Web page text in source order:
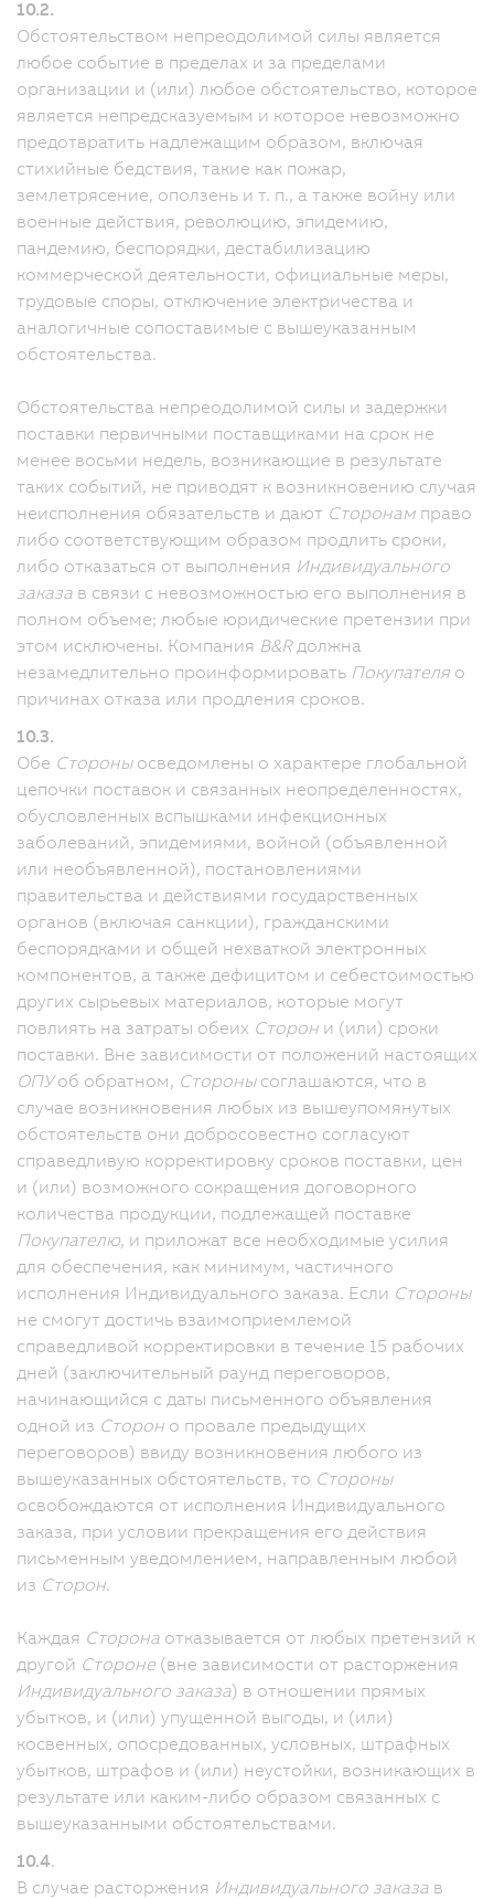
10.2.
Обстоятельством непреодолимой силы является
любое событие в пределах и за пределами
организации и (или) любое обстоятельство, которое
является непредсказуемым и которое невозможно
предотвратить надлежащим образом, включая
стихийные бедствия, такие как пожар,
землетрясение, оползень и т. п., а также войну или
военные действия, революцию, эпидемию,
пандемию, беспорядки, дестабилизацию
коммерческой деятельности, официальные меры,
трудовые споры, отключение электричества и
аналогичные сопоставимые с вышеуказанным
обстоятельства.
Обстоятельства непреодолимой силы и задержки
поставки первичными поставщиками на срок не
менее восьми недель, возникающие в результате
таких событий, не приводят к возникновению случая
неисполнения обязательств и дают Сторонам право
либо соответствующим образом продлить сроки,
либо отказаться от выполнения Индивидуального
заказа в связи с невозможностью его выполнения в
полном объеме; любые юридические претензии при
этом исключены. Компания B&Rдолжна
незамедлительно проинформировать Покупателя о
причинах отказа или продления сроков.
10.3.
Обе Стороныосведомлены о характере глобальной
цепочки поставок и связанных неопределенностях,
обусловленных вспышками инфекционных
заболеваний, эпидемиями, войной (объявленной
или необъявленной), постановлениями
правительства и действиями государственных
органов (включая санкции), гражданскими
беспорядками и общей нехваткой электронных
компонентов, а также дефицитом и себестоимостью
других сырьевых материалов, которые могут
повлиять на затраты обеих Сторон и (или) сроки
поставки. Вне зависимости от положений настоящих
ОПУоб обратном, Сторонысоглашаются, что в
случае возникновения любых из вышеупомянутых
обстоятельств они добросовестно согласуют
справедливую корректировку сроков поставки, цен
и (или) возможного сокращения договорного
количества продукции, подлежащей поставке
Покупателю, и приложат все необходимые усилия
для обеспечения, как минимум, частичного
исполнения Индивидуального заказа. Если Стороны
не смогут достичь взаимоприемлемой
справедливой корректировки в течение 15 рабочих
дней (заключительный раунд переговоров,
начинающийся с даты письменного объявления
одной из Сторон о провале предыдущих
переговоров) ввиду возникновения любого из
вышеуказанных обстоятельств, то Стороны
освобождаются от исполнения Индивидуального
заказа, при условии прекращения его действия
письменным уведомлением, направленным любой
из Сторон.
Каждая Сторона отказывается от любых претензий к
другой Стороне (вне зависимости от расторжения
Индивидуального заказа) в отношении прямых
убытков, и (или) упущенной выгоды, и (или)
косвенных, опосредованных, условных, штрафных
убытков, штрафов и (или) неустойки, возникающих в
результате или каким-либо образом связанных с
вышеуказанными обстоятельствами.
10.4.
В случае расторжения Индивидуального заказа в